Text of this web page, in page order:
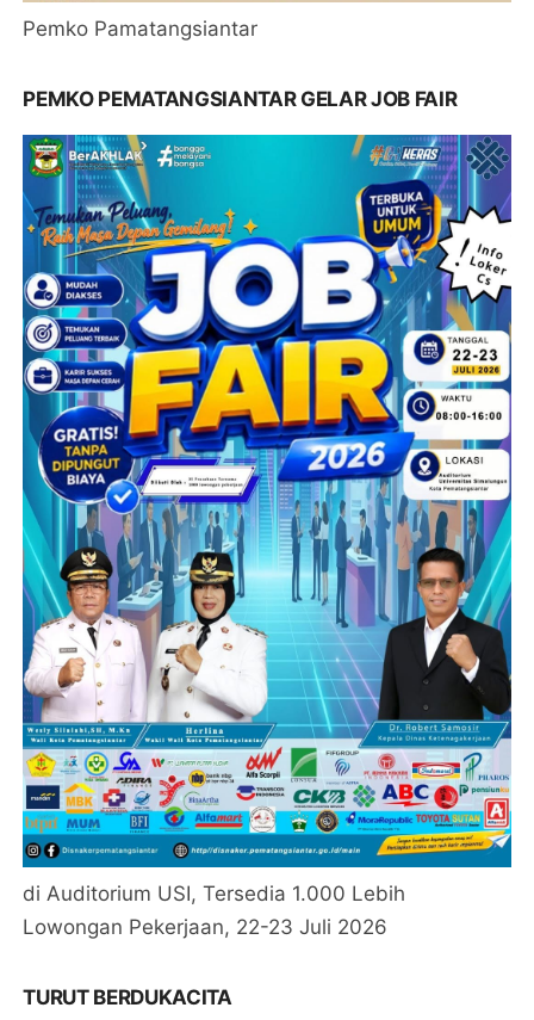
Pemko Pamatangsiantar
PEMKO PEMATANGSIANTAR GELAR JOB FAIR
di Auditorium USI, Tersedia 1.000 Lebih
Lowongan Pekerjaan, 22-23 Juli 2026
TURUT BERDUKACITA